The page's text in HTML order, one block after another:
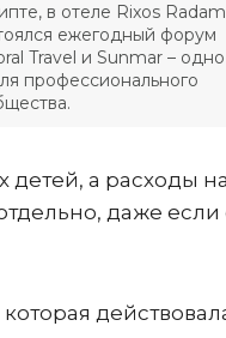
в отеле Rixos
ежегодный форум
Travel и Sunmar –
профессионального
детей, а расходы на
даже если